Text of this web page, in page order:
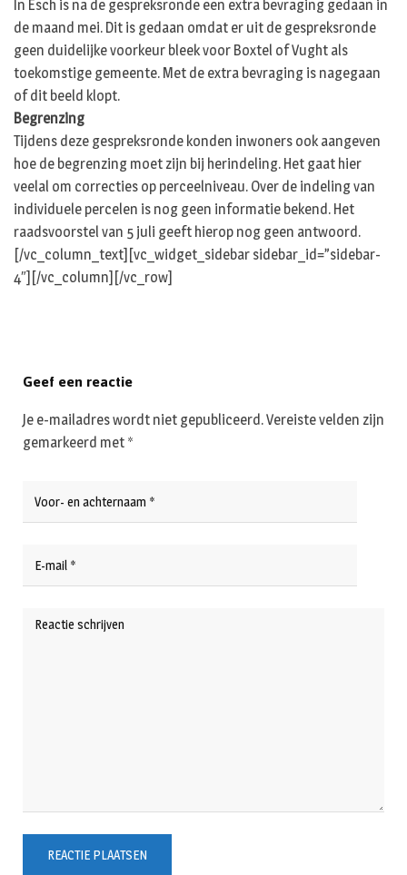
In Esch is na de gespreksronde een extra bevraging gedaan in
de maand mei. Dit is gedaan omdat er uit de gespreksronde
geen duidelijke voorkeur bleek voor Boxtel of Vught als
toekomstige gemeente. Met de extra bevraging is nagegaan
of dit beeld klopt.
Begrenzing
Tijdens deze gespreksronde konden inwoners ook aangeven
hoe de begrenzing moet zijn bij herindeling. Het gaat hier
veelal om correcties op perceelniveau. Over de indeling van
individuele percelen is nog geen informatie bekend. Het
raadsvoorstel van 5 juli geeft hierop nog geen antwoord.
[/vc_column_text][vc_widget_sidebar sidebar_id=”sidebar-
4″][/vc_column][/vc_row]
Geef een reactie
Je e-mailadres wordt niet gepubliceerd.Vereiste velden zijn
gemarkeerd met *